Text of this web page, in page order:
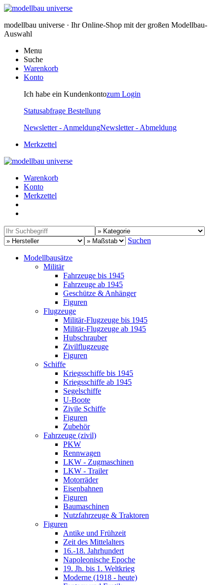
modellbau universe · Ihr Online-Shop mit der großen Modellbau-
Auswahl
Menu
Suche
Warenkorb
Konto
Ich habe ein Kundenkontozum Login
Statusabfrage Bestellung
Newsletter - AnmeldungNewsletter - Abmeldung
Merkzettel
Warenkorb
Konto
Merkzettel
Suchen
Modellbausätze
Militär
Fahrzeuge bis 1945
Fahrzeuge ab 1945
Geschütze & Anhänger
Figuren
Flugzeuge
Militär-Flugzeuge bis 1945
Militär-Flugzeuge ab 1945
Hubschrauber
Zivilflugzeuge
Figuren
Schiffe
Kriegsschiffe bis 1945
Kriegsschiffe ab 1945
Segelschiffe
U-Boote
Zivile Schiffe
Figuren
Zubehör
Fahrzeuge (zivil)
PKW
Rennwagen
LKW - Zugmaschinen
LKW - Trailer
Motorräder
Eisenbahnen
Figuren
Baumaschinen
Nutzfahrzeuge & Traktoren
Figuren
Antike und Frühzeit
Zeit des Mittelalters
16.-18. Jahrhundert
Napoleonische Epoche
19. Jh. bis 1. Weltkrieg
Moderne (1918 - heute)